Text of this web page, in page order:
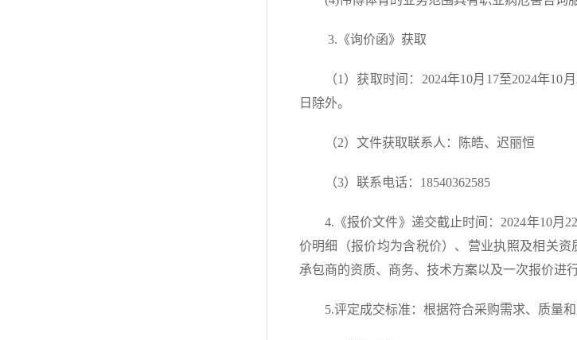
3.《询价函》获取
（1）获取时间： 2024年10月17至2024年10
日除外。
（2）文件获取联系人： 陈皓、迟丽恒
（3）联系电话：18540362585
4.《报价文件》递交截止时间：2024年10月
价明细（报价均为含税价）、营业执照及相关资
承包商的资质、商务、技术方案以及一次报价进
5.评定成交标准：根据符合采购需求、质量